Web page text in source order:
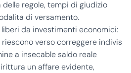
regole, tempi di giudizio
di versamento.
da investimenti economici:
verso correggere indivis
a insecable saldo reale
un affare evidente,